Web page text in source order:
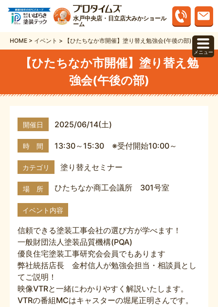
水戸中央店・日立店大みかショール
ーム
HOME > イベント > 【ひたちなか市開催】塗り替え勉強会(午後の部)
【ひたちなか市開催】塗り替え勉
強会(午後の部)
開催日 2025/06/14(土)
時 間 13:30～15:30 ※受付開始10:00～
カテゴリ 塗り替えセミナー
場 所 ひたちなか商工会議所 301号室
イベント内容
信頼できる塗装工事会社の選び方が学べます！
一般財団法人塗装品質機構(PQA)
優良住宅塗装工事研究会会員でもあります
弊社統括店長 金村信人が勉強会担当・相談員とし
てご説明！
映像VTRと一緒にわかりやすく解説いたします。
VTRの番組MCはキャスターの堀尾正明さんです。
メニュー